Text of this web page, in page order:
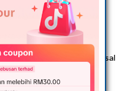
bukan sahaja
kembali ke
menangis dan sedekit kesal
wang ringgit yang
terlalu rindu.